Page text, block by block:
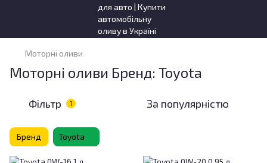
Моторні оливи
Моторні оливи Бренд: Toyota
Фільтр 1 За популярністю
Бренд Toyota